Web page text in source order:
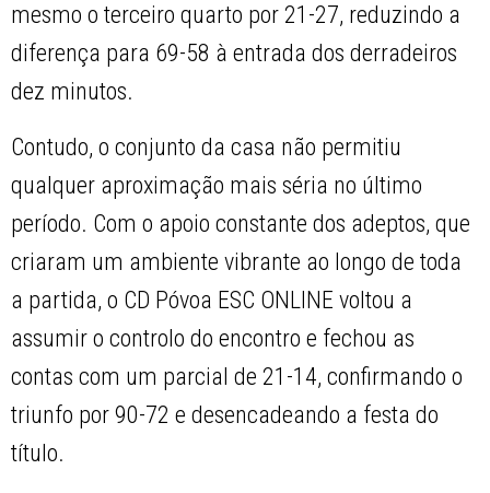
mesmo o terceiro quarto por 21-27, reduzindo a
diferença para 69-58 à entrada dos derradeiros
dez minutos.
Contudo, o conjunto da casa não permitiu
qualquer aproximação mais séria no último
período. Com o apoio constante dos adeptos, que
criaram um ambiente vibrante ao longo de toda
a partida, o CD Póvoa ESC ONLINE voltou a
assumir o controlo do encontro e fechou as
contas com um parcial de 21-14, confirmando o
triunfo por 90-72 e desencadeando a festa do
título.